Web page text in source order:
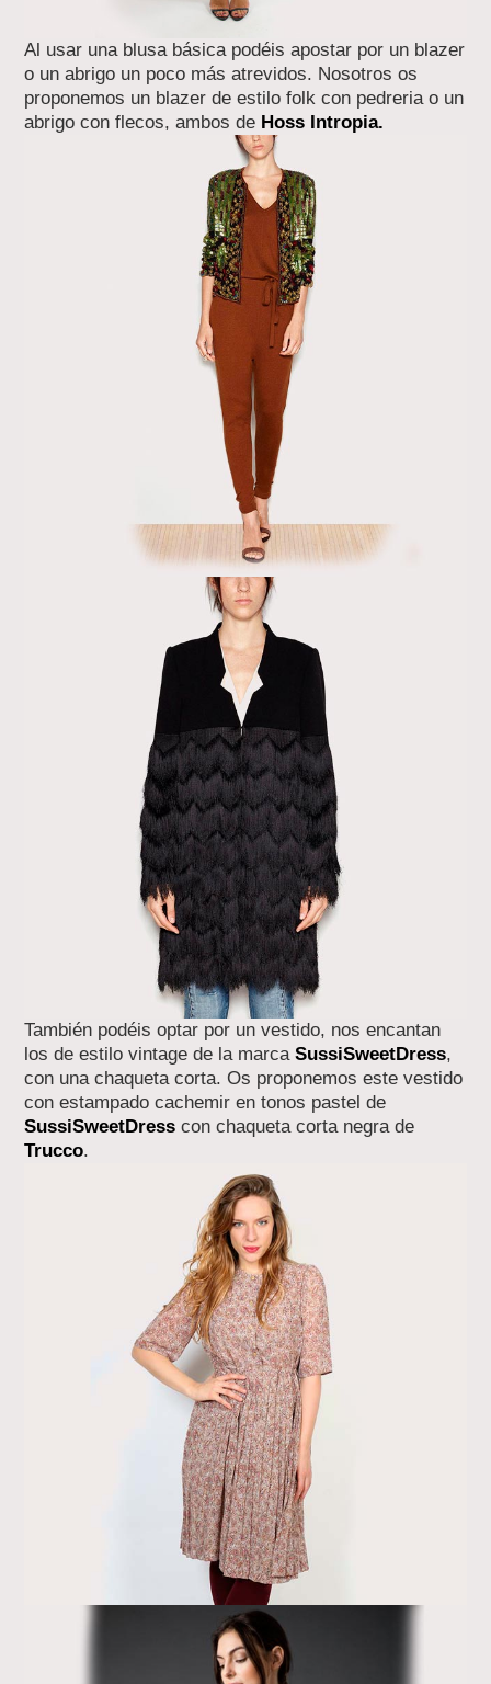
Al usar una blusa básica podéis apostar por un blazer
o un abrigo un poco más atrevidos. Nosotros os
proponemos un blazer de estilo folk con pedreria o un
abrigo con flecos, ambos de Hoss Intropia.
También podéis optar por un vestido, nos encantan
los de estilo vintage de la marcaSussiSweetDress,
con una chaqueta corta. Os proponemos este vestido
con estampado cachemir en tonos pastel de
SussiSweetDress con chaqueta corta negra de
Trucco.